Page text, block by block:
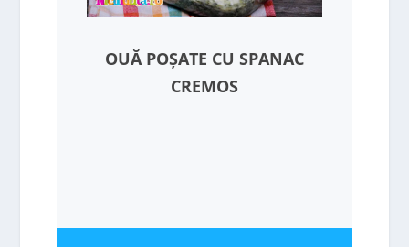
OUĂ POȘATE CU SPANAC
CREMOS